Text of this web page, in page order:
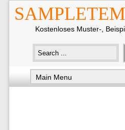
Kostenloses Muster-,